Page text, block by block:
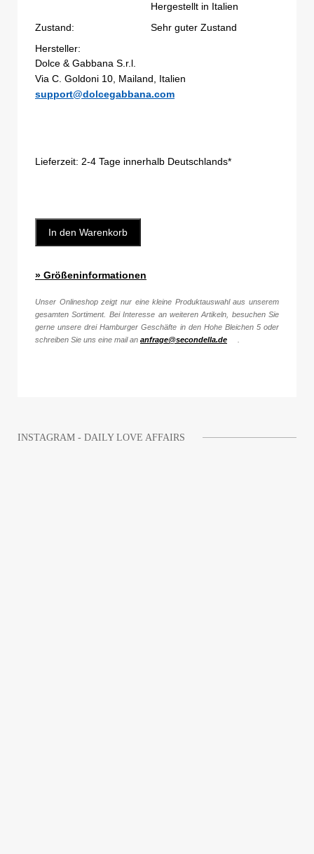
Hergestellt in Italien
Zustand:
Sehr guter Zustand
Hersteller:
Dolce & Gabbana S.r.l.
Via C. Goldoni 10, Mailand, Italien
support@dolcegabbana.com
Lieferzeit: 2-4 Tage innerhalb Deutschlands*
In den Warenkorb
» Größeninformationen
Unser Onlineshop zeigt nur eine kleine Produktauswahl aus unserem
gesamten Sortiment. Bei Interesse an weiteren Artikeln, besuchen Sie
gerne unsere drei Hamburger Geschäfte in den Hohe Bleichen 5 oder
schreiben Sie uns eine mail an anfrage@secondella.de
INSTAGRAM - DAILY LOVE AFFAIRS